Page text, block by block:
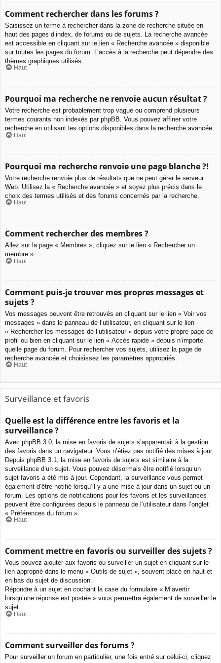
Comment rechercher dans les forums ?
Saisissez un terme à rechercher dans la zone de recherche située en
haut des pages d’index, de forums ou de sujets. La recherche avancée
est accessible en cliquant sur le lien « Recherche avancée » disponible
sur toutes les pages du forum. L’accès à la recherche peut dépendre des
thèmes graphiques utilisés.
Haut
Pourquoi ma recherche ne renvoie aucun résultat ?
Votre recherche est probablement trop vague ou comprend plusieurs
termes courants non indexés par phpBB. Vous pouvez affiner votre
recherche en utilisant les options disponibles dans la recherche avancée.
Haut
Pourquoi ma recherche renvoie une page blanche ?!
Votre recherche renvoie plus de résultats que ne peut gérer le serveur
Web. Utilisez la « Recherche avancée » et soyez plus précis dans le
choix des termes utilisés et des forums concernés par la recherche.
Haut
Comment rechercher des membres ?
Allez sur la page « Membres », cliquez sur le lien « Rechercher un
membre ».
Haut
Comment puis-je trouver mes propres messages et
sujets ?
Vos messages peuvent être retrouvés en cliquant sur le lien « Voir vos
messages » dans le panneau de l’utilisateur, en cliquant sur le lien
« Rechercher les messages de l’utilisateur » depuis votre propre page de
profil ou bien en cliquant sur le lien « Accès rapide » depuis n’importe
quelle page du forum. Pour rechercher vos sujets, utilisez la page de
recherche avancée et choisissez les paramètres appropriés.
Haut
Surveillance et favoris
Quelle est la différence entre les favoris et la
surveillance ?
Avec phpBB 3.0, la mise en favoris de sujets s’apparentait à la gestion
des favoris dans un navigateur. Vous n’étiez pas notifié des mises à jour.
Depuis phpBB 3.1, la mise en favoris de sujets est similaire à la
surveillance d’un sujet. Vous pouvez désormais être notifié lorsqu’un
sujet favoris a été mis à jour. Cependant, la surveillance vous permet
également d’être notifié lorsqu’il y a une mise à jour dans un sujet ou un
forum. Les options de notifications pour les favoris et les surveillances
peuvent être configurées depuis le panneau de l’utilisateur dans l’onglet
« Préférences du forum ».
Haut
Comment mettre en favoris ou surveiller des sujets ?
Vous pouvez ajouter aux favoris ou surveiller un sujet en cliquant sur le
lien approprié dans le menu « Outils de sujet », souvent placé en haut et
en bas du sujet de discussion.
Répondre à un sujet en cochant la case du formulaire « M’avertir
lorsqu’une réponse est postée » vous permettra également de surveiller le
sujet.
Haut
Comment surveiller des forums ?
Pour surveiller un forum en particulier, une fois entré sur celui-ci, cliquez